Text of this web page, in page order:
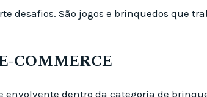
desafios. São jogos e brinquedos que
COMMERCE
dentro da categoria de